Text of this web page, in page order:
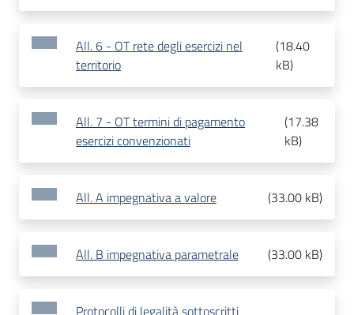
All. 6 - OT rete degli esercizi nel
territorio
(18.40
kB)
All. 7 - OT termini di pagamento
esercizi convenzionati
(17.38
kB)
All. A impegnativa a valore (33.00 kB)
All. B impegnativa parametrale (33.00 kB)
Protocolli di legalità sottoscritti